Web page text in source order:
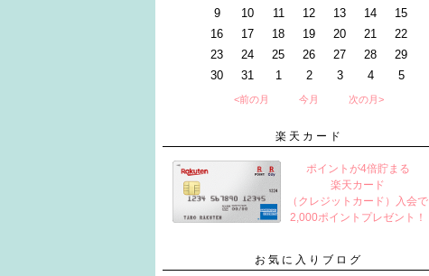
9
10 11 12 13 14
15
16
17 18 19 20 21
22
23
24 25 26 27 28
29
30
31 1 2 3 4 5
<前の月 今月 次の月>
楽天カード
ポイントが4倍貯まる
楽天カード
（クレジットカード）入会で
2,000ポイントプレゼント！
お気に入りブログ